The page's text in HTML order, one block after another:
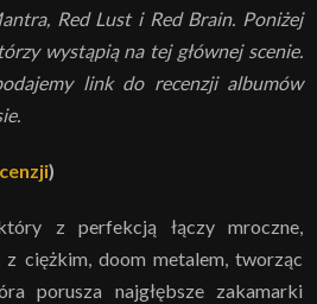
Red Lust i Red Brain. Poniżej
wystąpią na tej głównej scenie.
link do recenzji albumów
)
z perfekcją łączy mroczne,
z ciężkim, doom metalem, tworząc
porusza najgłębsze zakamarki